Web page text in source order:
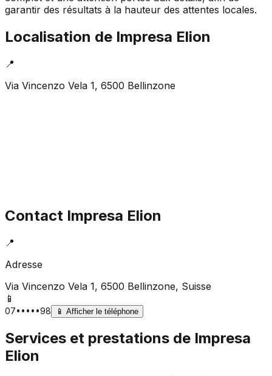
garantir des résultats à la hauteur des attentes locales.
Localisation de Impresa Elion
📍
Via Vincenzo Vela 1, 6500 Bellinzone
Contact Impresa Elion
📍
Adresse
Via Vincenzo Vela 1, 6500 Bellinzone, Suisse
📱
07•••••98 📱 Afficher le téléphone
Services et prestations de Impresa
Elion